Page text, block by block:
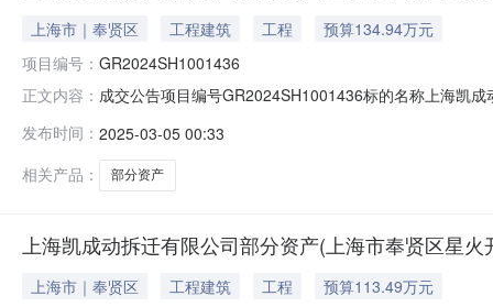
上海市｜奉贤区 工程建筑 工程
预算134.94万元
项目编号： GR2024SH1001436
正文内容： 成交公告项目编号GR2024SH1001436标的名称上海凯
发布时间： 2025-03-05 00:33
相关产品：
部分资产
上海凯成动拆迁有限公司部分资产(上海市奉贤区星
上海市｜奉贤区 工程建筑 工程
预算113.49万元